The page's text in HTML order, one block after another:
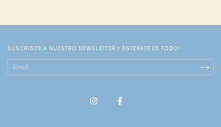
SUSCRIBITE A NUESTRO NEWSLETTER Y ENTERATE DE TODO!